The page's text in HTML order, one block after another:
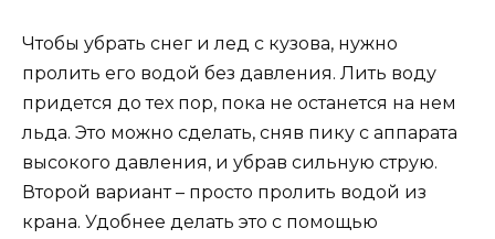
Чтобы убрать снег и лед с кузова, нужно
пролить его водой без давления. Лить воду
придется до тех пор, пока не останется на нем
льда. Это можно сделать, сняв пику с аппарата
высокого давления, и убрав сильную струю.
Второй вариант – просто пролить водой из
крана. Удобнее делать это с помощью